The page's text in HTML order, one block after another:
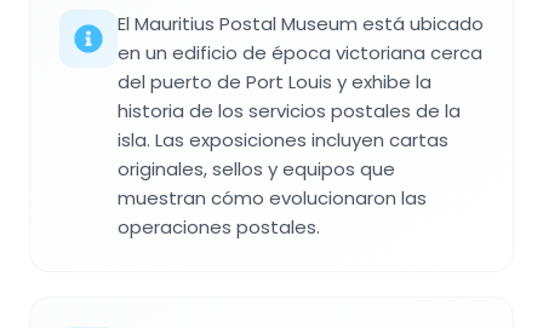
El Mauritius Postal Museum está ubicado
en un edificio de época victoriana cerca
del puerto de Port Louis y exhibe la
historia de los servicios postales de la
isla. Las exposiciones incluyen cartas
originales, sellos y equipos que
muestran cómo evolucionaron las
operaciones postales.